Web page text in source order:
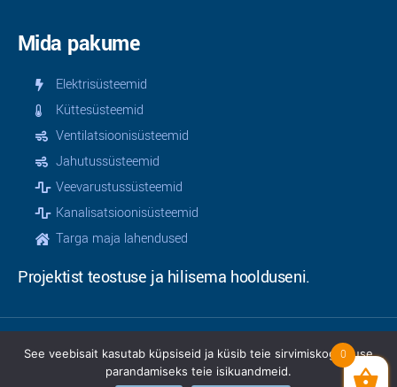
Mida pakume
Elektrisüsteemid
Küttesüsteemid
Ventilatsioonisüsteemid
Jahutussüsteemid
Veevarustussüsteemid
Kanalisatsioonisüsteemid
Targa maja lahendused
Projektist teostuse ja hilisema hoolduseni.
© 2025 | Teamservice OÜ | Kõik õigused kaitstud |
Privaatsusinfo|Müügitingimused
0
See veebisait kasutab küpsiseid ja küsib teie sirvimiskogemuse
parandamiseks teie isikuandmeid.